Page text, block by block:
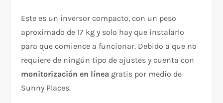
Este es un inversor compacto, con un peso
aproximado de 17 kg y solo hay que instalarlo
para que comience a funcionar. Debido a que no
requiere de ningún tipo de ajustes y cuenta con
monitorización en línea gratis por medio de
Sunny Places.